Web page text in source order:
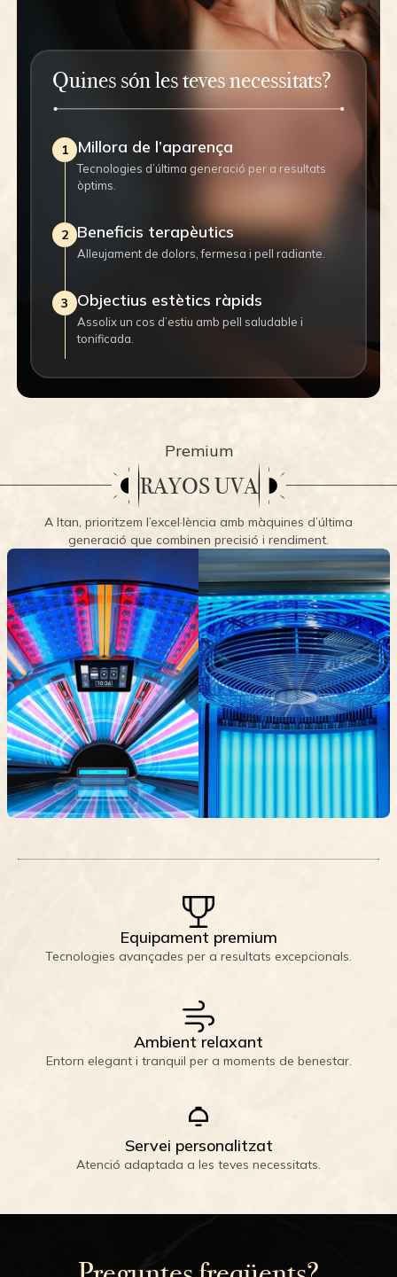
Quines són les teves necessitats?
1 Millora de l’aparença
Tecnologies d’última generació per a resultats
òptims.
2 Beneficis terapèutics
Alleujament de dolors, fermesa i pell radiante.
3 Objectius estètics ràpids
Assolix un cos d’estiu amb pell saludable i
tonificada.
Premium
RAYOS UVA
A Itan, prioritzem l’excel·lència amb màquines d’última
generació que combinen precisió i rendiment.
Equipament premium
Tecnologies avançades per a resultats excepcionals.
Ambient relaxant
Entorn elegant i tranquil per a moments de benestar.
Servei personalitzat
Atenció adaptada a les teves necessitats.